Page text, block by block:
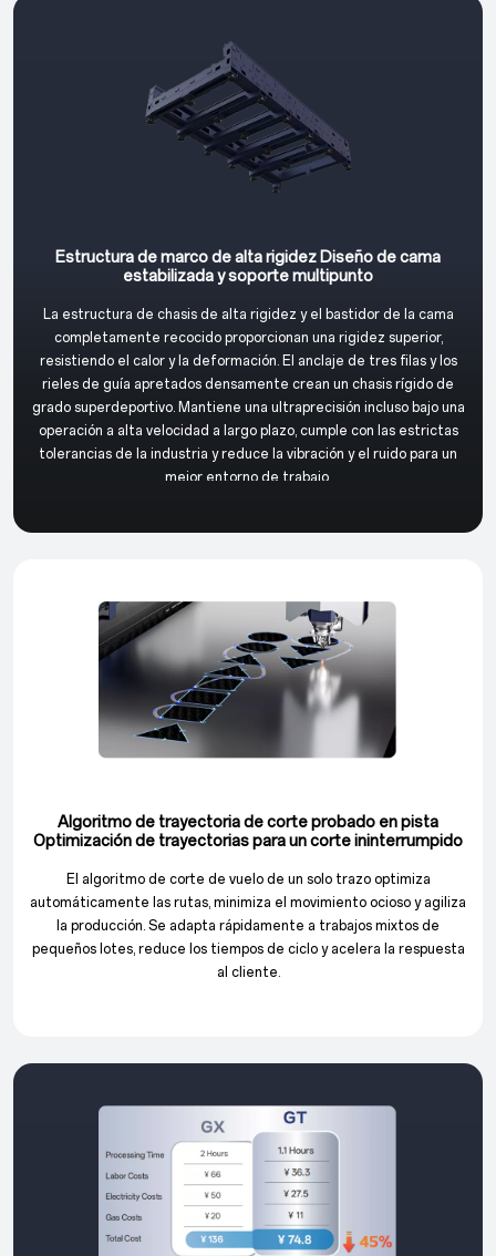
Estructura de marco de alta rigidez Diseño de cama
estabilizada y soporte multipunto
La estructura de chasis de alta rigidez y el bastidor de la cama
completamente recocido proporcionan una rigidez superior,
resistiendo el calor y la deformación. El anclaje de tres filas y los
rieles de guía apretados densamente crean un chasis rígido de
grado superdeportivo. Mantiene una ultraprecisión incluso bajo una
operación a alta velocidad a largo plazo, cumple con las estrictas
tolerancias de la industria y reduce la vibración y el ruido para un
mejor entorno de trabajo.
Algoritmo de trayectoria de corte probado en pista
Optimización de trayectorias para un corte ininterrumpido
El algoritmo de corte de vuelo de un solo trazo optimiza
automáticamente las rutas, minimiza el movimiento ocioso y agiliza
la producción. Se adapta rápidamente a trabajos mixtos de
pequeños lotes, reduce los tiempos de ciclo y acelera la respuesta
al cliente.